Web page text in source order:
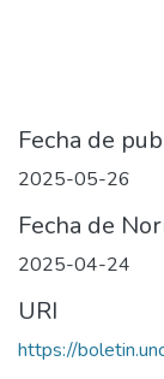
Fecha de
2025-05-26
Fecha de
2025-04-24
URI
https://